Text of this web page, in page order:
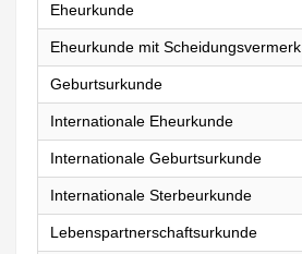
Eheurkunde
Eheurkunde mit Scheidungsvermerk
Geburtsurkunde
Internationale Eheurkunde
Internationale Geburtsurkunde
Internationale Sterbeurkunde
Lebenspartnerschaftsurkunde